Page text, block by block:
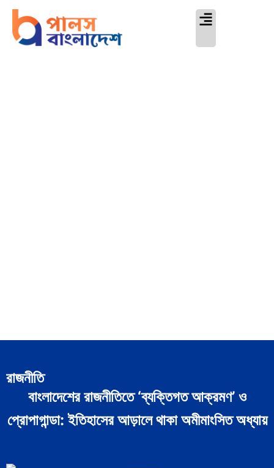
রাজনীতি
বাংলাদেশের রাজনীতিতে ‘ব্যক্তিগত আক্রমণ’ ও
প্রোপাগান্ডা: ইতিহাসের আড়ালে থাকা অমীমাংসিত অধ্যায়